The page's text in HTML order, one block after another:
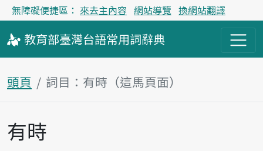
無障礙便捷區： 來去主內容 網站導覽 換網站翻譯
教育部臺灣台語常用詞辭典
頭頁 詞目：有時（這馬頁面）
主內容區
有時